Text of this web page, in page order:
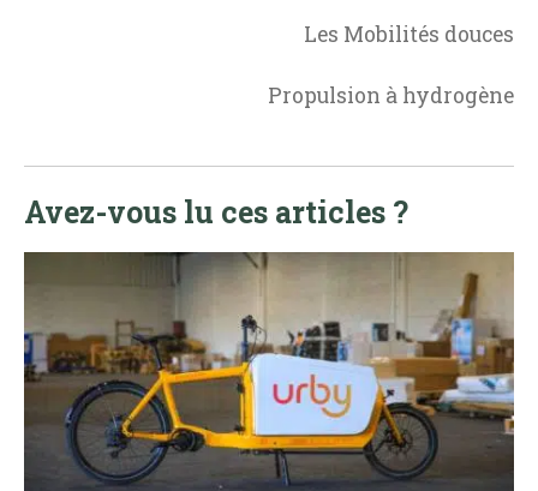
Les Mobilités douces
Propulsion à hydrogène
Avez-vous lu ces articles ?